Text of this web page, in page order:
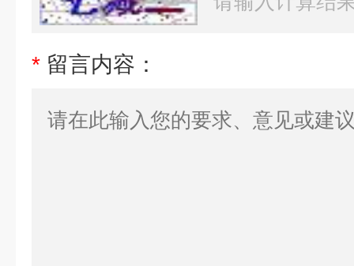
* 留言内容：